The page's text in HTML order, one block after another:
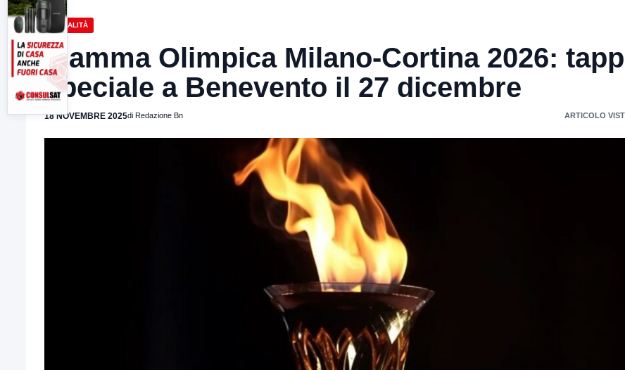
ATTUALITÀ
Fiamma Olimpica Milano-Cortina 2026:
speciale a Benevento il 27 dicembre
18 NOVEMBRE 2025di Redazione Bn ARTICOLO